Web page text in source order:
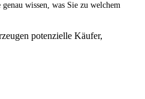
wissen, was Sie zu welchem
potenzielle Käufer,